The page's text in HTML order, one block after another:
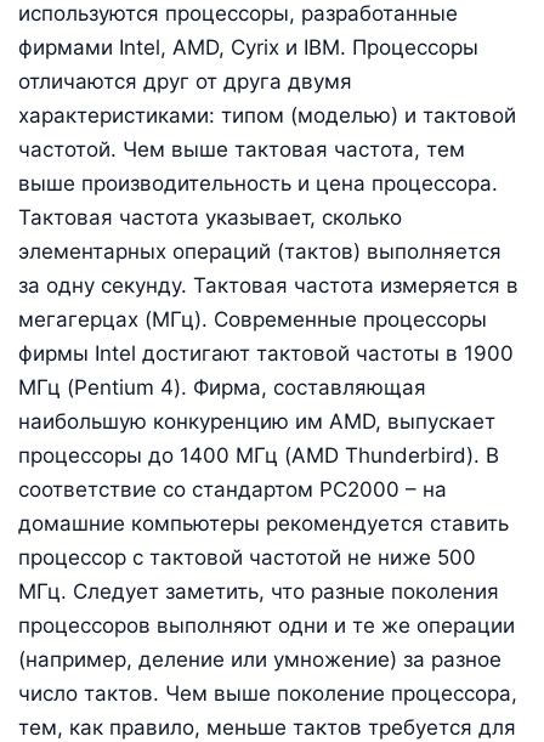
используются процессоры, разработанные
фирмами Intel, AMD, Cyrix и IBM. Процессоры
отличаются друг от друга двумя
характеристиками: типом (моделью) и тактовой
частотой. Чем выше тактовая частота, тем
выше производительность и цена процессора.
Тактовая частота указывает, сколько
элементарных операций (тактов) выполняется
за одну секунду. Тактовая частота измеряется в
мегагерцах (МГц). Современные процессоры
фирмы Intel достигают тактовой частоты в 1900
МГц (Pentium 4). Фирма, составляющая
наибольшую конкуренцию им AMD, выпускает
процессоры до 1400 МГц (AMD Thunderbird). В
соответствие со стандартом PC2000 – на
домашние компьютеры рекомендуется ставить
процессор с тактовой частотой не ниже 500
МГц. Следует заметить, что разные поколения
процессоров выполняют одни и те же операции
(например, деление или умножение) за разное
число тактов. Чем выше поколение процессора,
тем, как правило, меньше тактов требуется для